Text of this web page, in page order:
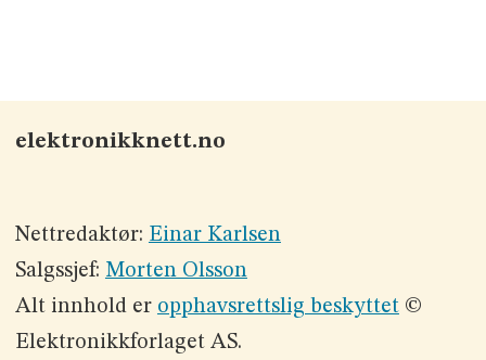
elektronikknett.no
Nettredaktør: Einar Karlsen
Salgssjef: Morten Olsson
Alt innhold er opphavsrettslig beskyttet©
Elektronikkforlaget AS.